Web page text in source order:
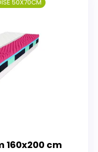
160x200 cm
50X70CM